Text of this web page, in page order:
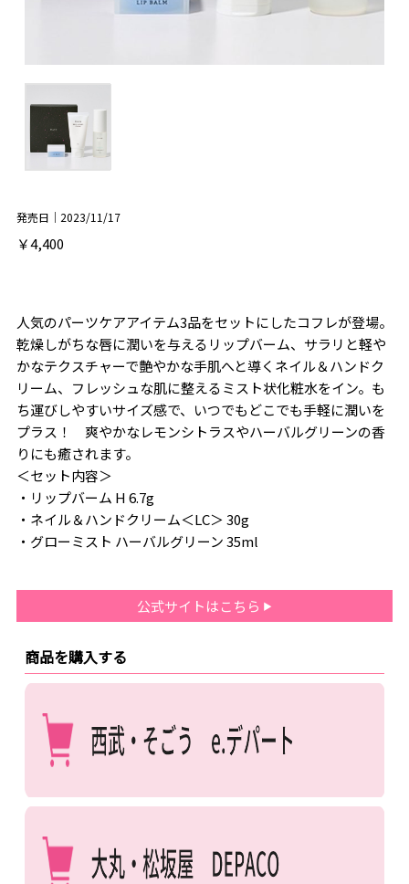
発売日｜2023/11/17
￥4,400
人気のパーツケアアイテム3品をセットにしたコフレが登場。
乾燥しがちな唇に潤いを与えるリップバーム、サラリと軽や
かなテクスチャーで艶やかな手肌へと導くネイル＆ハンドク
リーム、フレッシュな肌に整えるミスト状化粧水をイン。も
ち運びしやすいサイズ感で、いつでもどこでも手軽に潤いを
プラス！ 爽やかなレモンシトラスやハーバルグリーンの香
りにも癒されます。
＜セット内容＞
・リップバーム H 6.7g
・ネイル＆ハンドクリーム＜LC＞ 30g
・グローミスト ハーバルグリーン 35ml
公式サイトはこちら
商品を購入する